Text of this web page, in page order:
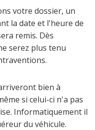
votre dossier, un
la date et l'heure de
remis. Dès
serez plus tenu
bien à
si celui-ci n'a pas
Informatiquement il
du véhicule.